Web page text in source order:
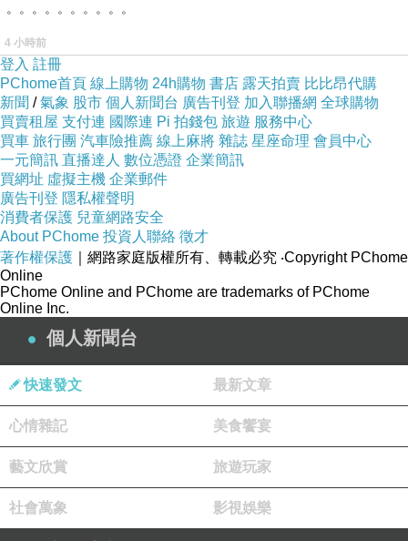
通、順豐也不甘落後，旗下的農產品頻道也於近
期上線。相對於服裝、3C品類等B2C市場主力品
類，食品生鮮在網上零售B2C市場占比仍較小，
但增長速度遠高於其他行業。易觀國際一項針對
2010年至2012年中國B2C市場細分品類占比的
分析顯示，三年來，食品生鮮占B2C網購總體市
場比例分別為0.23%，0.52%和1.01%，年增速
超過90%。在經歷瞭網購圖書、電子產品以及服
裝後，高利潤、市場前景廣闊的生鮮領域，生鮮
物品成為電商逐利的下一站。據瞭解，在競爭已
白熱化的3C產品領域，其利潤僅為3%。而在食
品生鮮領域，商品的采購價格低，零售終端價格
高，在流通環節，有較大的利潤空間。電商專傢
魯振旺曾對媒體分析，生鮮毛利約為50%-60%，
其運配成本約占20%。統計顯示，目前，中國全
社會生鮮產品零售總額約為2.5萬億元，線上的交
易額僅占其中1%，還處於起步階段。專傢分析，
未來一段時間，隨著生鮮電商的活躍，這個比例
。。。。。。。。。。
4 小時前
登入 註冊
PChome首頁 線上購物 24h購物 書店 露天拍賣 比比昂代購
新聞 /氣象 股市 個人新聞台 廣告刊登 加入聯播網 全球購物
買賣租屋 支付連 國際連 Pi 拍錢包 旅遊 服務中心
買車 旅行團 汽車險推薦 線上麻將 雜誌 星座命理 會員中心
一元簡訊 直播達人 數位憑證 企業簡訊
買網址 虛擬主機 企業郵件
廣告刊登 隱私權聲明
消費者保護 兒童網路安全
About PChome 投資人聯絡 徵才
著作權保護 ｜網路家庭版權所有、轉載必究 ‧Copyright PChome
Online
PChome Online and PChome are trademarks of PChome
Online Inc.
個人新聞台
快速發文 最新文章
心情雜記 美食饗宴
藝文欣賞 旅遊玩家
社會萬象 影視娛樂